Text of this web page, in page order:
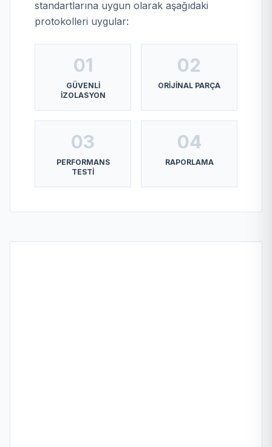
standartlarına uygun olarak aşağıdaki
protokolleri uygular:
01
GÜVENLI
İZOLASYON
02
ORIJINAL PARÇA
03
PERFORMANS
TESTI
04
RAPORLAMA